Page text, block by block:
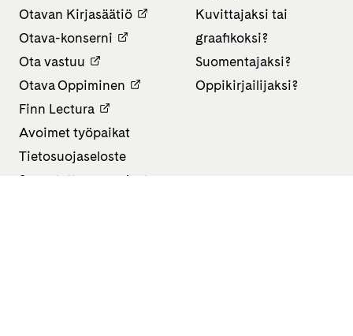
Otavan Kirjasäätiö
Otava-konserni
Ota vastuu
Otava Oppiminen
Finn Lectura
Avoimet työpaikat
Tietosuojaseloste
Saavutettavuusseloste
Kuvittajaksi tai
graafikoksi?
Suomentajaksi?
Oppikirjailijaksi?